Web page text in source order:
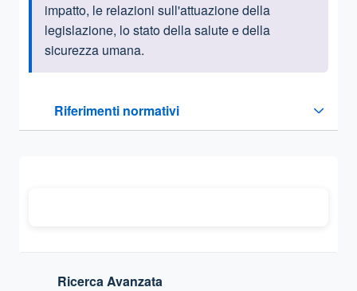
impatto, le relazioni sull'attuazione della
legislazione, lo stato della salute e della
sicurezza umana.
Riferimenti normativi
Sezione compressa
Ricerca Avanzata